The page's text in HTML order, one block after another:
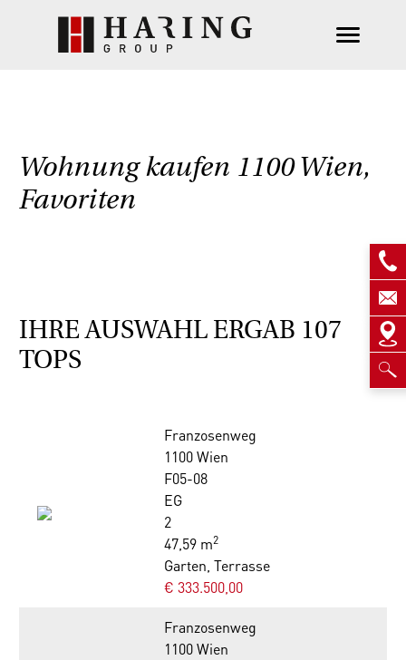
Wohnung kaufen 1100 Wien,
Favoriten
IHRE AUSWAHL ERGAB 107
TOPS
Franzosenweg
1100 Wien
F05-08
EG
2
47,59 m2
Garten, Terrasse
€ 333.500,00
Franzosenweg
1100 Wien